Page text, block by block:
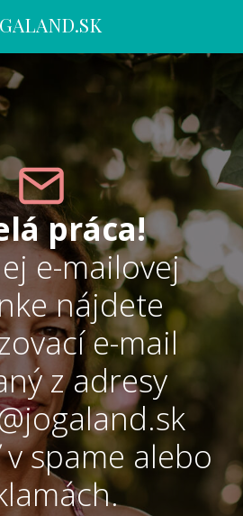
práca!
e-mailovej
nájdete
e-mail
z adresy
spame alebo